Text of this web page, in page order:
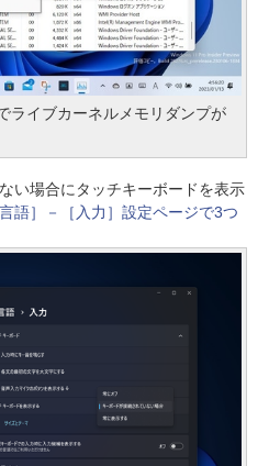
ライブカーネルメモリダンプが
い場合にタッチキーボードを表示
言語］－［入力］設定ページで3つ